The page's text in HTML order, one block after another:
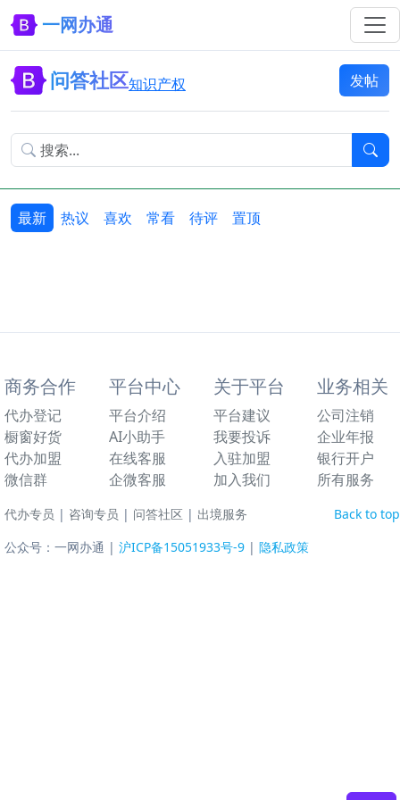
一网办通
问答社区知识产权 发帖
最新 热议 喜欢 常看 待评 置顶
商务合作
代办登记
橱窗好货
代办加盟
微信群
平台中心
平台介绍
AI小助手
在线客服
企微客服
关于平台
平台建议
我要投诉
入驻加盟
加入我们
业务相关
公司注销
企业年报
银行开户
所有服务
Back to top
代办专员 | 咨询专员 | 问答社区 | 出境服务
公众号：一网办通 | 沪ICP备15051933号-9 | 隐私政策